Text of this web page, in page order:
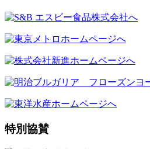
特別協賛